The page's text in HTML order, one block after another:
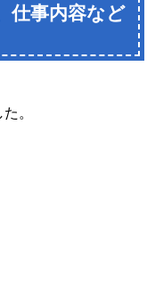
仕事内容など
。